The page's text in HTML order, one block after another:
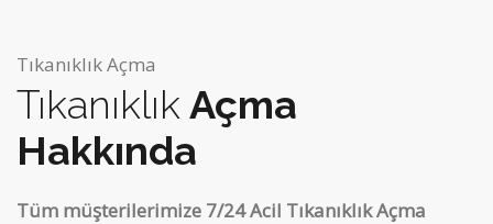
Tıkanıklık Açma
Tıkanıklık Açma
Hakkında
Tüm müşterilerimize 7/24 Acil Tıkanıklık Açma